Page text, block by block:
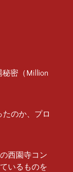
密（Million
のか、プロ
西園寺コン
いるものを